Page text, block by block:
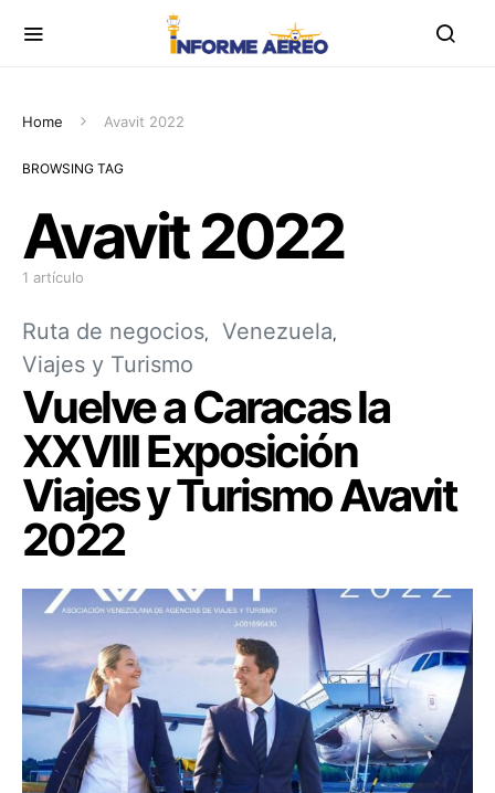
Home Avavit 2022
BROWSING TAG
Avavit 2022
1 artículo
Ruta de negocios
Venezuela
Viajes y Turismo
Vuelve a Caracas la
XXVIII Exposición
Viajes y Turismo Avavit
2022